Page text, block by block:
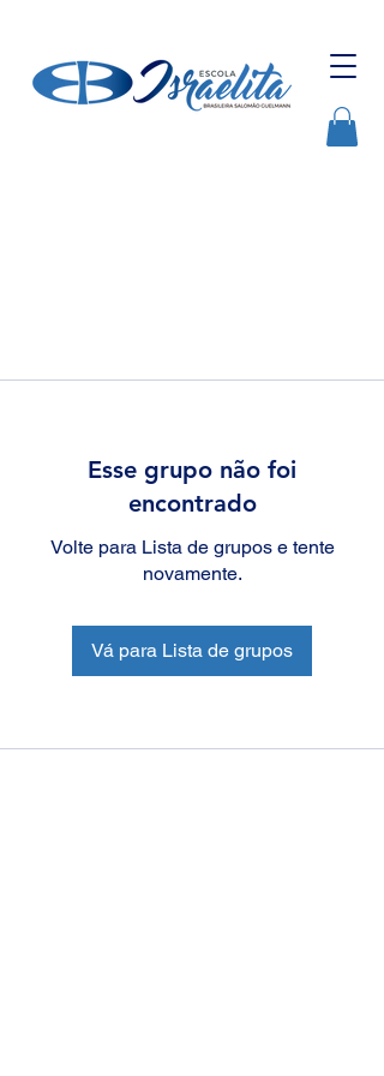
Esse grupo não foi
encontrado
Volte para Lista de grupos e tente
novamente.
Vá para Lista de grupos